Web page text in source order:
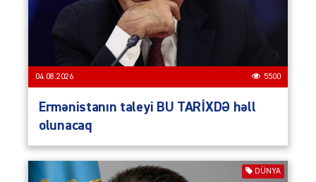
04.08.2026 5500
Ermənistanın taleyi BU TARİXDƏ həll
olunacaq
DÜNYA